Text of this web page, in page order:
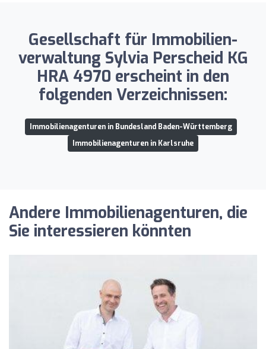
Gesellschaft für Immobilien-
verwaltung Sylvia Perscheid KG
HRA 4970 erscheint in den
folgenden Verzeichnissen:
Immobilienagenturen in Bundesland Baden-Württemberg
Immobilienagenturen in Karlsruhe
Andere Immobilienagenturen, die
Sie interessieren könnten